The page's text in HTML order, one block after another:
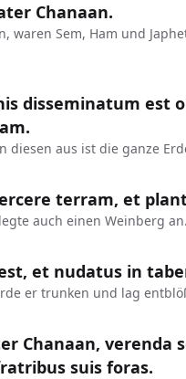
Chanaan.
waren Sem, Ham und
disseminatum est
diesen aus ist die ganze
terram, et
auch einen Weinberg an.
et nudatus in
er trunken und lag
Chanaan, verenda
suis foras.